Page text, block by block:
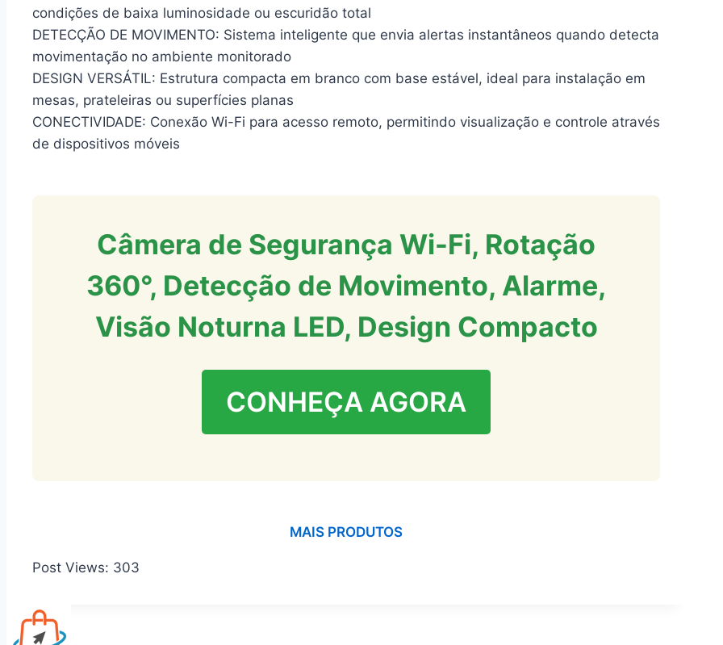
condições de baixa luminosidade ou escuridão total
DETECÇÃO DE MOVIMENTO: Sistema inteligente que envia alertas instantâneos quando detecta
movimentação no ambiente monitorado
DESIGN VERSÁTIL: Estrutura compacta em branco com base estável, ideal para instalação em
mesas, prateleiras ou superfícies planas
CONECTIVIDADE: Conexão Wi-Fi para acesso remoto, permitindo visualização e controle através
de dispositivos móveis
Câmera de Segurança Wi-Fi, Rotação
360°, Detecção de Movimento, Alarme,
Visão Noturna LED, Design Compacto
CONHEÇA AGORA
MAIS PRODUTOS
Post Views: 303